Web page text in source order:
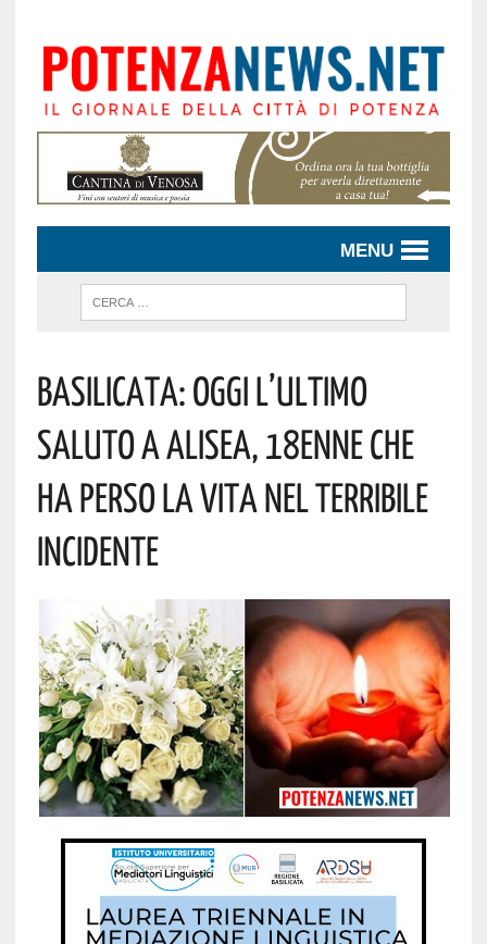
MENU
Basilicata: Oggi L’ultimo
Saluto A Alisea, 18enne Che
Ha Perso La Vita Nel Terribile
Incidente